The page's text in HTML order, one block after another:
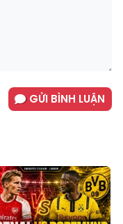
GỬI BÌNH LUẬN